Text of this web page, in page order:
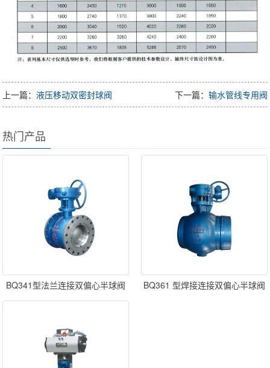
上一篇：液压移动双密封球阀 下一篇： 输水管线专用阀
热门产品
BQ341型法兰连接双偏心半球阀 BQ361 型焊接连接双偏心半球阀